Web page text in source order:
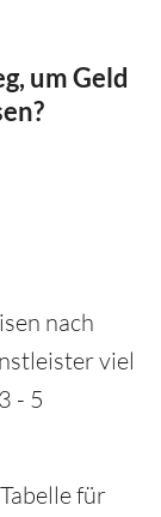
um Geld
nach
viel
- 5
für